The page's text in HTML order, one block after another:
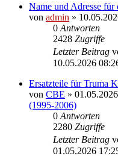
Name und Adresse
von admin »
0 Antworten
2428 Zugriffe
Letzter Beitrag
10.05.2026
Ersatzteile für Truma
von CBE »
(1995-2006)
0 Antworten
2280 Zugriffe
Letzter Beitrag
01.05.2026